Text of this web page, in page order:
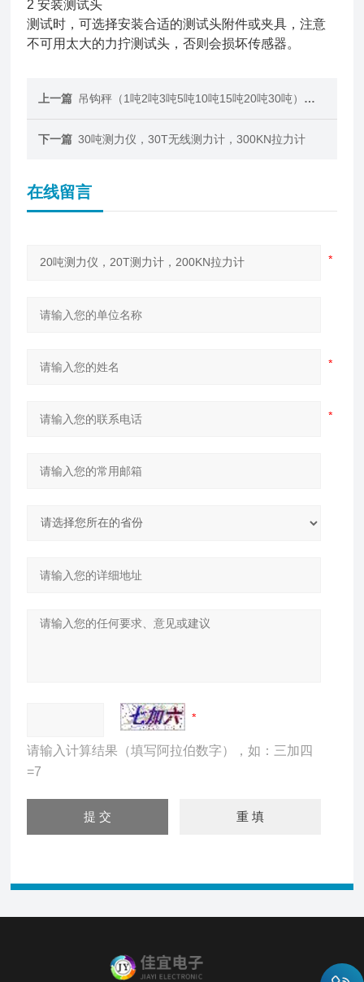
2 安装测试头
测试时，可选择安装合适的测试头附件或夹具，注意
不可用太大的力拧测试头，否则会损坏传感器。
上一篇 吊钩秤（1吨2吨3吨5吨10吨15吨20吨30吨）本安防爆吊称厂家
下一篇 30吨测力仪，30T无线测力计，300KN拉力计
在线留言
请输入计算结果（填写阿拉伯数字），如：三加四
=7